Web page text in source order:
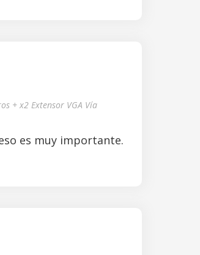
+ x2 Extensor VGA Vía
es muy importante.